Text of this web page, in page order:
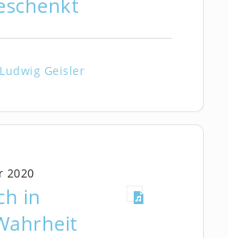
Ludwig Geisler
in
2020